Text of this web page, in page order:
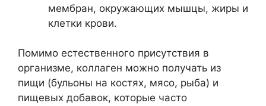
мембран, окружающих мышцы, жиры и
клетки крови.
Помимо естественного присутствия в
организме, коллаген можно получать из
пищи (бульоны на костях, мясо, рыба) и
пищевых добавок, которые часто